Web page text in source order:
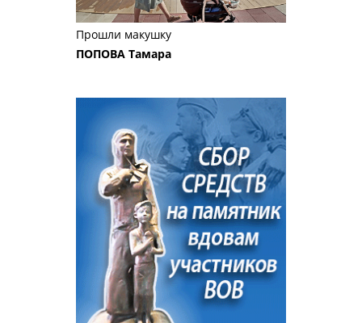
Прошли макушку
ПОПОВА Тамара